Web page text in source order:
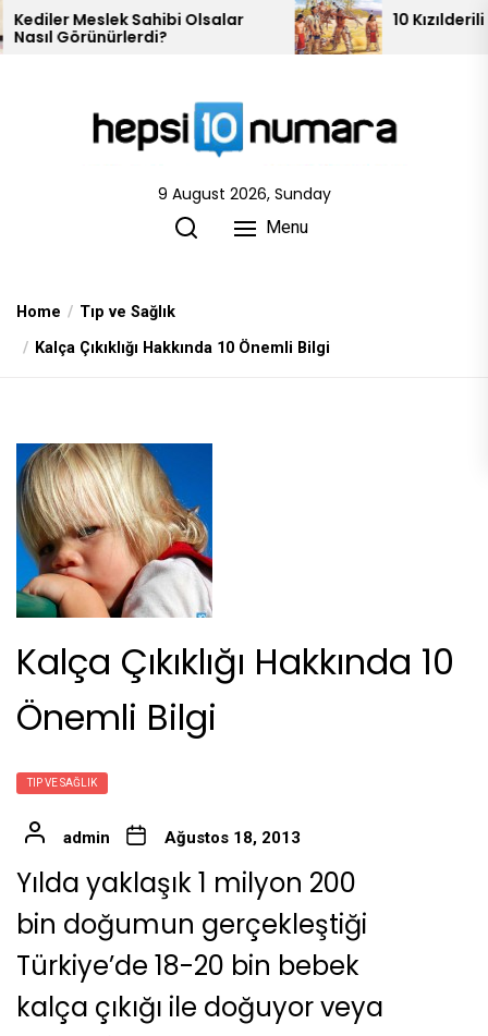
Skip
to
Sahibi Olsalar
10 Kızılderili Kabilesi
9 August 2026, Sunday
Menu
Home
Tıp ve Sağlık
Kalça Çıkıklığı Hakkında 10 Önemli Bilgi
Kalça Çıkıklığı Hakkında 10
Önemli Bilgi
TIP VE SAĞLIK
admin Ağustos 18, 2013
Yılda yaklaşık 1 milyon 200
bin doğumun gerçekleştiği
Türkiye’de 18-20 bin bebek
kalça çıkığı ile doğuyor veya